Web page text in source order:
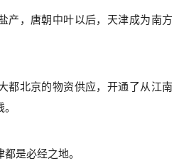
产，唐朝中叶以后，天津成为南方
都北京的物资供应，开通了从江南
是必经之地。